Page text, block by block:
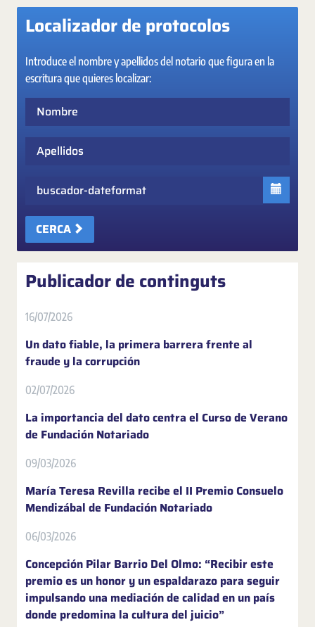
Localizador de protocolos
Introduce el nombre y apellidos del notario que figura en la
escritura que quieres localizar:
Apellidos
Fecha
CERCA
Publicador de continguts
16/07/2026
Un dato fiable, la primera barrera frente al
fraude y la corrupción
02/07/2026
La importancia del dato centra el Curso de Verano
de Fundación Notariado
09/03/2026
María Teresa Revilla recibe el II Premio Consuelo
Mendizábal de Fundación Notariado
06/03/2026
Concepción Pilar Barrio Del Olmo: “Recibir este
premio es un honor y un espaldarazo para seguir
impulsando una mediación de calidad en un país
donde predomina la cultura del juicio”